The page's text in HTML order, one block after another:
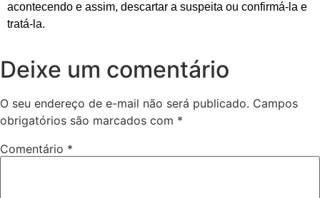
acontecendo e assim, descartar a suspeita ou confirmá-la e
tratá-la.
Deixe um comentário
O seu endereço de e-mail não será publicado. Campos
obrigatórios são marcados com *
Comentário *